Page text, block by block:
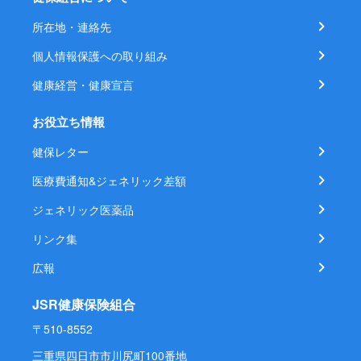
所在地・連絡先
個人情報保護への取り組み
健康経営・健康宣言
お役立ち情報
健保レター
医療費通知&ジェネリック差額
ジェネリック医薬品
リンク集
広報
JSR健康保険組合
〒510-8552
三重県四日市市川尻町100番地